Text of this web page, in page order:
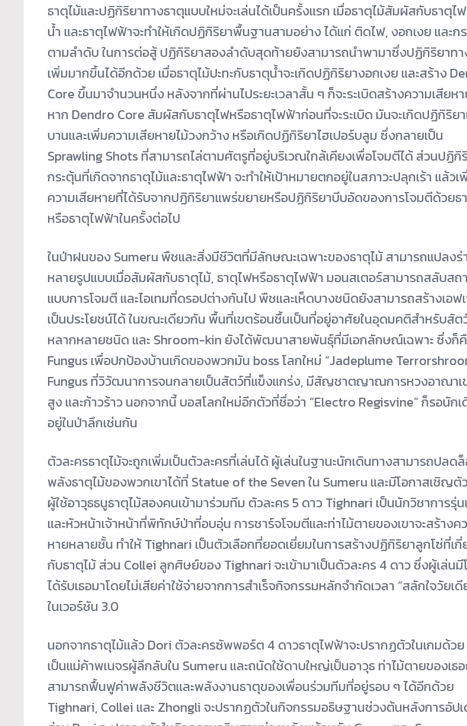
ธาตุไม้และปฏิกิริยาทางธาตุแบบใหม่จะเล่นได้เป็นครั้งแรก เมื่อธาตุไม้สัมผัสกับธาตุไ
น้ำ และธาตุไฟฟ้าจะทำให้เกิดปฏิกิริยาพื้นฐานสามอย่าง ได้แก่ ติดไฟ, งอกเงย และก
ตามลำดับ ในการต่อสู้ ปฏิกิริยาสองลำดับสุดท้ายยังสามารถนำพามาซึ่งปฏิกิริยาท
เพิ่มมากขึ้นได้อีกด้วย เมื่อธาตุไม้ปะทะกับธาตุน้ำจะเกิดปฏิกิริยางอกเงย และสร้าง
Core ขึ้นมาจำนวนหนึ่ง หลังจากที่ผ่านไประยะเวลาสั้น ๆ ก็จะระเบิดสร้างความเสียห
หาก Dendro Core สัมผัสกับธาตุไฟหรือธาตุไฟฟ้าก่อนที่จะระเบิด มันจะเกิดปฏิกิริย
บานและเพิ่มความเสียหายไม้วงกว้าง หรือเกิดปฏิกิริยาไฮเปอร์บลูม ซึ่งกลายเป็น
Sprawling Shots ที่สามารถไล่ตามศัตรูที่อยู่บริเวณใกล้เคียงเพื่อโจมตีได้ ส่วนปฏิกิ
กระตุ้นที่เกิดจากธาตุไม้และธาตุไฟฟ้า จะทำให้เป้าหมายตกอยู่ในสภาวะปลุกเร้า แล้วเ
ความเสียหายที่ได้รับจากปฏิกิริยาแพร่ขยายหรือปฏิกิริยาบีบอัดของการโจมตีด้วยธ
หรือธาตุไฟฟ้าในครั้งต่อไป
ในป่าฝนของ Sumeru พืชและสิ่งมีชีวิตที่มีลักษณะเฉพาะของธาตุไม้ สามารถแปลงร่
หลายรูปแบบเมื่อสัมผัสกับธาตุไม้, ธาตุไฟหรือธาตุไฟฟ้า มอนสเตอร์สามารถสลับสถ
แบบการโจมตี และไอเทมที่ดรอปต่างกันไป พืชและเห็ดบางชนิดยังสามารถสร้างเอ
เป็นประโยชน์ได้ ในขณะเดียวกัน พื้นที่เขตร้อนชื้นเป็นที่อยู่อาศัยในอุดมคติสำหรับสัต
หลากหลายชนิด และ Shroom-kin ยังได้พัฒนาสายพันธุ์ที่มีเอกลักษณ์เฉพาะ ซึ่งก็
Fungus เพื่อปกป้องบ้านเกิดของพวกมัน boss โลกใหม่ “Jadeplume
Fungus ที่วิวัฒนาการจนกลายเป็นสัตว์ที่แข็งแกร่ง, มีสัญชาตญาณการหวงอาณา
สูง และก้าวร้าว นอกจากนี้ บอสโลกใหม่อีกตัวที่ชื่อว่า “Electro Regisvine” ก็รอนัก
อยู่ในป่าลึกเช่นกัน
ตัวละครธาตุไม้จะถูกเพิ่มเป็นตัวละครที่เล่นได้ ผู้เล่นในฐานะนักเดินทางสามารถปลด
พลังธาตุไม้ของพวกเขาได้ที่ Statue of the Seven ใน Sumeru และมีโอกาสเชิญตั
ผู้ใช้อาวุธธนูธาตุไม้สองคนเข้ามาร่วมทีม ตัวละคร 5 ดาว Tighnari เป็นนักวิชาการรุ่น
และหัวหน้าเจ้าหน้าที่พิทักษ์ป่าที่อบอุ่น การชาร์จโจมตีและท่าไม้ตายของเขาจะสร้างค
หายหลายชั้น ทำให้ Tighnari เป็นตัวเลือกที่ยอดเยี่ยมในการสร้างปฏิกิริยาลูกโซ่ที่เ
กับธาตุไม้ ส่วน Collei ลูกศิษย์ของ Tighnari จะเข้ามาเป็นตัวละคร 4 ดาว ซึ่งผู้เล่นมี
ได้รับเธอมาโดยไม่เสียค่าใช้จ่ายจากการสำเร็จกิจกรรมหลักจำกัดเวลา “สลักใจวัยเดี
ในเวอร์ชัน 3.0
นอกจากธาตุไม้แล้ว Dori ตัวละครซัพพอร์ต 4 ดาวธาตุไฟฟ้าจะปรากฏตัวในเกมด้ว
เป็นแม่ค้าพเนจรผู้ลึกลับใน Sumeru และถนัดใช้ดาบใหญ่เป็นอาวุธ ท่าไม้ตายของเธ
สามารถฟื้นฟูค่าพลังชีวิตและพลังงานธาตุของเพื่อนร่วมทีมที่อยู่รอบ ๆ ได้อีกด้วย
Tighnari, Collei และ Zhongli จะปรากฏตัวในกิจกรรมอธิษฐานช่วงต้นหลังการอัป